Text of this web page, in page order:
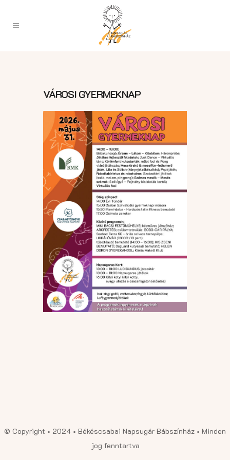
VÁROSI GYERMEKNAP
© Copyright • 2024 • Békéscsabai Napsugár Bábszínház • Minden
jog fenntartva